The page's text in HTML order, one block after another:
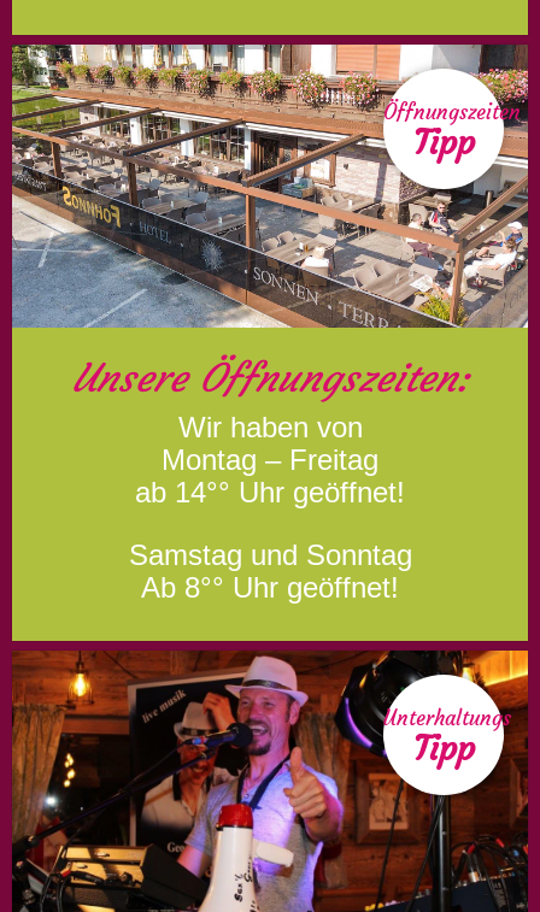
Öffnungszeiten
Tipp
Unsere Öffnungszeiten:
Wir haben von
Montag – Freitag
ab 14°° Uhr geöffnet!
Samstag und Sonntag
Ab 8°° Uhr geöffnet!
Unterhaltungs
Tipp